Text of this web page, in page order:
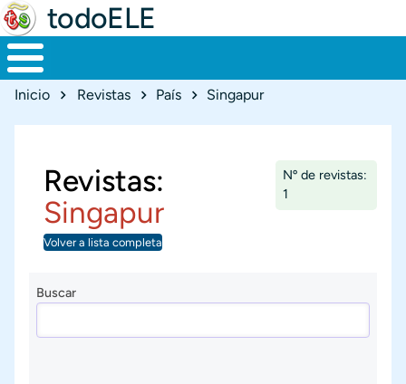
todoELE
Ruta de navegación
Inicio Revistas País Singapur
Revistas:
Singapur
Nº de revistas:
1
Volver a lista completa
Buscar